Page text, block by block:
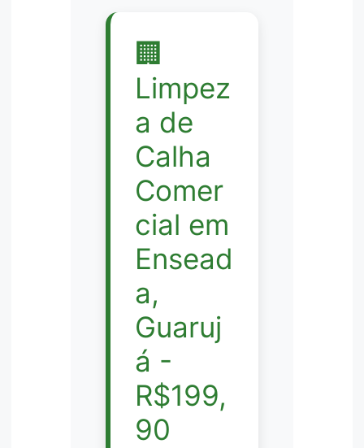
🏢
Limpez
a de
Calha
Comer
cial em
Ensead
a,
Guaruj
á -
R$199,
90